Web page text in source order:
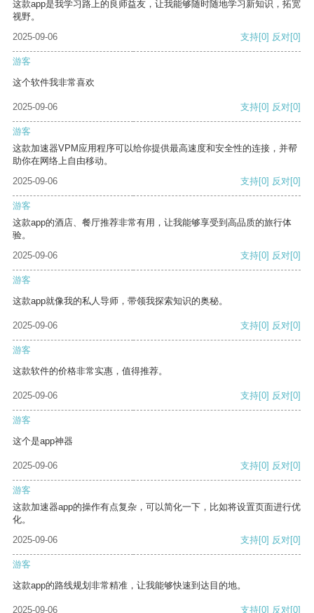
这款app是我学习路上的良师益友，让我能够随时随地学习新知识，拓宽
视野。
2025-09-06
支持[0] 反对[0]
游客
这个软件我非常喜欢
2025-09-06 支持[0] 反对[0]
游客
这款加速器VPM应用程序可以给你提供最高速度和安全性的连接，并帮
助你在网络上自由移动。
2025-09-06
支持[0] 反对[0]
游客
这款app的酒店、餐厅推荐非常有用，让我能够享受到高品质的旅行体
验。
2025-09-06
支持[0] 反对[0]
游客
这款app就像我的私人导师，带领我探索知识的奥秘。
2025-09-06 支持[0] 反对[0]
游客
这款软件的价格非常实惠，值得推荐。
2025-09-06 支持[0] 反对[0]
游客
这个是app神器
2025-09-06 支持[0] 反对[0]
游客
这款加速器app的操作有点复杂，可以简化一下，比如将设置页面进行优
化。
2025-09-06
支持[0] 反对[0]
游客
这款app的路线规划非常精准，让我能够快速到达目的地。
2025-09-06 支持[0] 反对[0]